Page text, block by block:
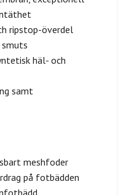
ripstop-överdel
häl- och
samt
meshfoder
på fotbädden